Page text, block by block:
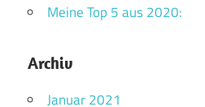
Meine Top 5 aus 2020:
Archiv
Januar 2021